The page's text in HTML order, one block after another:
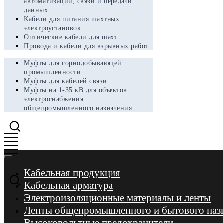
данных
Кабели для питания шахтных
электроустановок
Оптические кабели для шахт
Провода и кабели для взрывных работ
Муфты для горнодобывающей
промышленности
Муфты для кабелей связи
Муфты на 1-35 кВ для объектов
электроснабжения
общепромышленного назначения
Кабельная продукция
Кабельная арматура
Электроизоляционные материалы и ленты
Ленты общепромышленного и бытового